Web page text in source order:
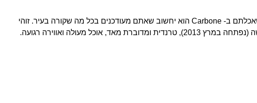
אם תגידו לניו יורקרי שאכלתם ב- Carbone הוא יחשוב שאתם מעודכנים בכל מה שקורה בעיר. זוהי
מאד, אוכל מעולה ואווירה רגועה.